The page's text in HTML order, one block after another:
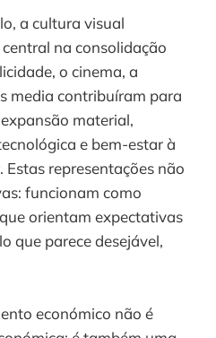
a cultura visual
na consolidação
o cinema, a
media contribuíram para
material,
e bem-estar à
representações não
funcionam como
orientam expectativas
que parece desejável,
económico não é